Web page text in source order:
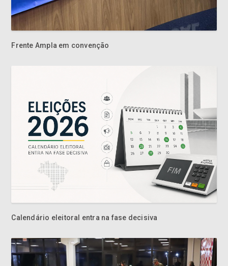
Frente Ampla em convenção
Calendário eleitoral entra na fase decisiva